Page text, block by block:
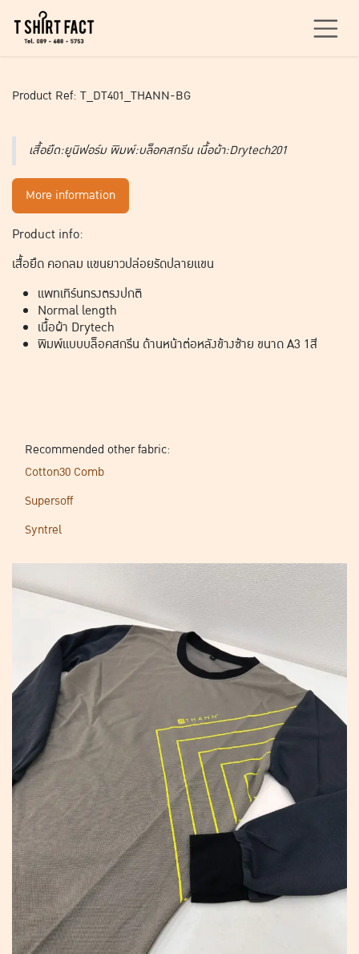
Skip to Content
Product Ref: T_DT401_THANN-BG
เสื้อยืด:ยูนิฟอร์ม พิมพ์:บล็อคสกรีน เนื้อผ้า:Drytech201
More information
Product info:
เสื้อยืด คอกลม แขนยาวปล่อยรัดปลายแขน
แพทเทิร์นทรงตรงปกติ
Normal length
เนื้อผ้า Drytech
พิมพ์แบบบล็อคสกรีน ด้านหน้าต่อหลังข้างซ้าย ขนาด A3 1สี
Recommended other fabric:
Cotton30 Comb
Supersoff
Syntrel